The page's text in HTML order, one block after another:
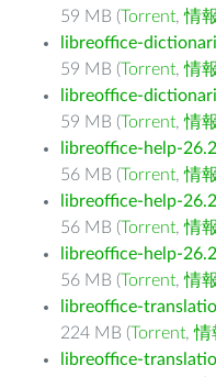
59 MB (Torrent,情報
libreoffice-
59 MB (Torrent,情報
libreoffice-
59 MB (Torrent,情報
libreoffice-help-
56 MB (Torrent,情報
libreoffice-help-
56 MB (Torrent,情報
libreoffice-help-
56 MB (Torrent,情報
libreoffice-
224 MB (Torrent,情
libreoffice-